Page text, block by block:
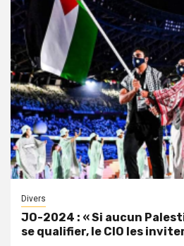
Divers
JO-2024 : « Si aucun
se qualifier, le CIO les